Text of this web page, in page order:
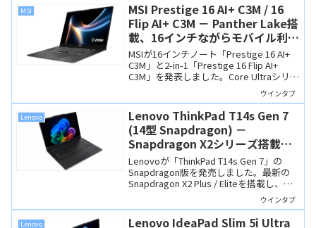
MSI
MSI Prestige 16 AI+ C3M / 16
Flip AI+ C3M － Panther Lake搭
載、16インチながらモバイル利用
もできそうなCopilot+ PC
MSIが16インチノート「Prestige 16 AI+
C3M」と2-in-1「Prestige 16 Flip AI+
C3M」を発表しました。Core Ultraシリー
ズ3（Panther Lake）搭載のCopilot+ PC
で、OLEDディスプレイや32GBメモリを
備えつつ、ディスプレイサイズのわりに
軽量なのも魅力です。
ウインタブ
Lenovo
Lenovo ThinkPad T14s Gen 7
(14型 Snapdragon) －
Snapdragon X2シリーズ搭載の
14インチモバイルノート、Intel
版/AMD版との違いは？
Lenovoが「ThinkPad T14s Gen 7」の
Snapdragon版を発売しました。最新の
Snapdragon X2 Plus / Eliteを搭載し、優
れた処理性能と互換性を実現。Intel/AMD
版とのカスタマイズ項目やポート構成の
違い、価格情報も説明します。
ウインタブ
Lenovo
Lenovo IdeaPad Slim 5i Ultra